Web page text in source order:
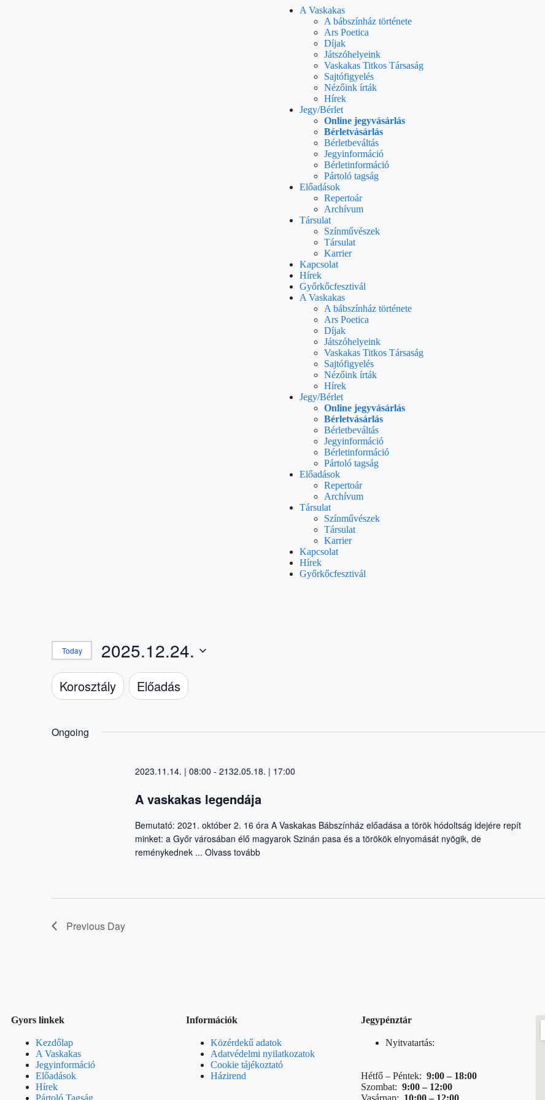
A Vaskakas
A bábszínház története
Ars Poetica
Díjak
Játszóhelyeink
Vaskakas Titkos Társaság
Sajtófigyelés
Nézőink írták
Hírek
Jegy/Bérlet
Online jegyvásárlás
Bérletvásárlás
Bérletbeváltás
Jegyinformáció
Bérletinformáció
Pártoló tagság
Előadások
Repertoár
Archívum
Társulat
Színművészek
Társulat
Karrier
Kapcsolat
Hírek
Győrkőcfesztivál
A Vaskakas
A bábszínház története
Ars Poetica
Díjak
Játszóhelyeink
Vaskakas Titkos Társaság
Sajtófigyelés
Nézőink írták
Hírek
Jegy/Bérlet
Online jegyvásárlás
Bérletvásárlás
Bérletbeváltás
Jegyinformáció
Bérletinformáció
Pártoló tagság
Előadások
Repertoár
Archívum
Társulat
Színművészek
Társulat
Karrier
Kapcsolat
Hírek
Győrkőcfesztivál
Today 2025.12.24.
date.
Szűrők
Changing
any
of
inputs
Korosztály Előadás
Ongoing
2023.11.14. | 08:00 - 2132.05.18. | 17:00
A vaskakas legendája
Bemutató: 2021. október 2. 16 óra A Vaskakas Bábszínház előadása a török hódoltság idejére repít
minket: a Győr városában élő magyarok Szinán pasa és a törökök elnyomását nyögik, de
reménykednek ... Olvass tovább
Previous Day
Gyors linkek
Kezdőlap
A Vaskakas
Jegyinformáció
Előadások
Hírek
Pártoló Tagság
Információk
Közérdekű adatok
Adatvédelmi nyilatkozatok
Cookie tájékoztató
Házirend
Jegypénztár
Nyitvatartás:
Hétfő – Péntek: 9:00 – 18:00
Szombat: 9:00 – 12:00
Vasárnap: 10:00 – 12:00